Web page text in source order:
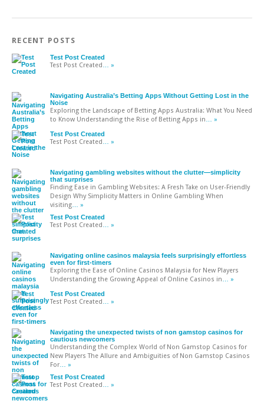
RECENT POSTS
Test Post Created
Test Post Created … »
Navigating Australia’s Betting Apps Without Getting Lost in the
Noise
Exploring the Landscape of Betting Apps Australia: What You Need
to Know Understanding the Rise of Betting Apps in … »
Test Post Created
Test Post Created … »
Navigating gambling websites without the clutter—simplicity
that surprises
Finding Ease in Gambling Websites: A Fresh Take on User-Friendly
Design Why Simplicity Matters in Online Gambling When
visiting … »
Test Post Created
Test Post Created … »
Navigating online casinos malaysia feels surprisingly effortless
even for first-timers
Exploring the Ease of Online Casinos Malaysia for New Players
Understanding the Growing Appeal of Online Casinos in … »
Test Post Created
Test Post Created … »
Navigating the unexpected twists of non gamstop casinos for
cautious newcomers
Understanding the Complex World of Non Gamstop Casinos for
New Players The Allure and Ambiguities of Non Gamstop Casinos
For … »
Test Post Created
Test Post Created … »